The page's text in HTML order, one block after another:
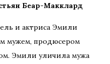
Беар-Макклард
и актриса Эмили
мужем, продюсером
Эмили уличила мужа